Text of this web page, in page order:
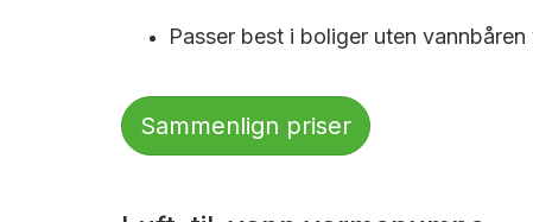
Passer best i boliger uten vannbåren
Sammenlign priser